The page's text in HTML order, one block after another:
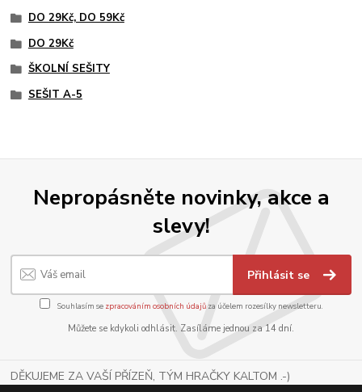
DO 29Kč, DO 59Kč
DO 29Kč
ŠKOLNÍ SEŠITY
SEŠIT A-5
Nepropásněte novinky, akce a
slevy!
Přihlásit se
Souhlasím se zpracováním osobních údajůza účelem rozesílky newsletteru.
Můžete se kdykoli odhlásit. Zasíláme jednou za 14 dní.
DĚKUJEME ZA VAŠÍ PŘÍZEŇ, TÝM HRAČKY KALTOM .-)